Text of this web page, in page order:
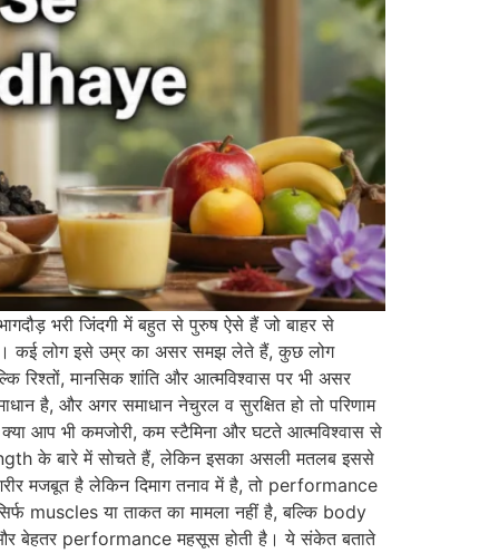
भरी जिंदगी में बहुत से पुरुष ऐसे हैं जो बाहर से
कई लोग इसे उम्र का असर समझ लेते हैं, कुछ लोग
रिश्तों, मानसिक शांति और आत्मविश्वास पर भी असर
है, और अगर समाधान नेचुरल व सुरक्षित हो तो परिणाम
आप भी कमजोरी, कम स्टैमिना और घटते आत्मविश्वास से
के बारे में सोचते हैं, लेकिन इसका असली मतलब इससे
मजबूत है लेकिन दिमाग तनाव में है, तो performance
muscles या ताकत का मामला नहीं है, बल्कि body
बेहतर performance महसूस होती है। ये संकेत बताते